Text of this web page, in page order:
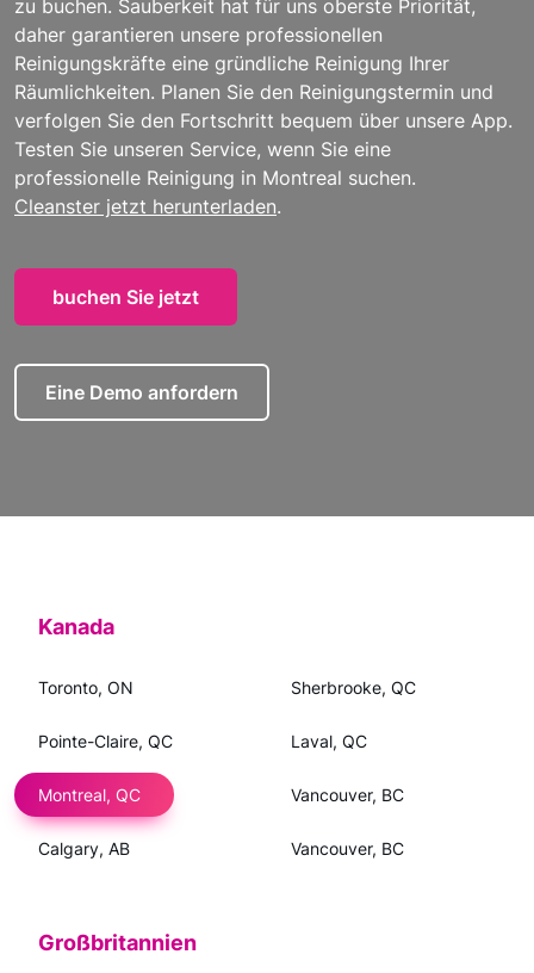
zu buchen. Sauberkeit hat für uns oberste Priorität,
daher garantieren unsere professionellen
Reinigungskräfte eine gründliche Reinigung Ihrer
Räumlichkeiten. Planen Sie den Reinigungstermin und
verfolgen Sie den Fortschritt bequem über unsere App.
Testen Sie unseren Service, wenn Sie eine
professionelle Reinigung in Montreal suchen.
Cleanster jetzt herunterladen.
buchen Sie jetzt
Eine Demo anfordern
Kanada
Toronto, ON Sherbrooke, QC
Pointe-Claire, QC Laval, QC
Montreal, QC Vancouver, BC
Calgary, AB Vancouver, BC
Großbritannien